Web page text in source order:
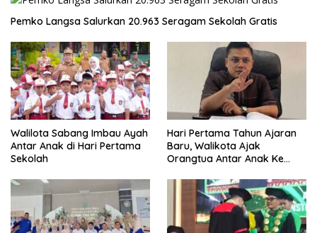
Pemko Langsa Salurkan 20.963 Seragam Sekolah Gratis
Walilota Sabang Imbau Ayah
Antar Anak di Hari Pertama
Sekolah
Hari Pertama Tahun Ajaran
Baru, Walikota Ajak
Orangtua Antar Anak Ke